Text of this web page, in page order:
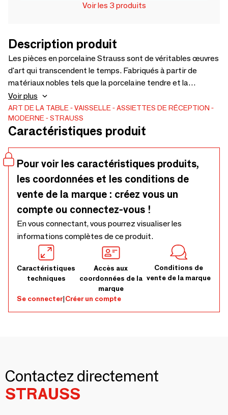
Voir les 3 produits
Description produit
Les pièces en porcelaine Strauss sont de véritables œuvres
d'art qui transcendent le temps. Fabriqués à partir de
matériaux nobles tels que la porcelaine tendre et la
porcelaine fine, ils allient durabilité, légèreté et une brillance
incomparable. Avec un design raffiné et des finitions
impeccables, chaque pièce est méticuleusement créée
pour refléter la sophistication, le goût et l'exclusivité. La
révèlent le plus haut niveau de qualité. Qu'elle orne une table
pour des occasions spéciales ou serve d'élément décoratif,
chaque pièce e
Voir plus
ART DE LA TABLE VAISSELLE
ASSIETTES DE RÉCEPTION
MODERNE
STRAUSS
Caractéristiques produit
Pour voir les caractéristiques produits,
les coordonnées et les conditions de
vente de la marque : créez vous un
compte ou connectez-vous !
En vous connectant, vous pourrez visualiser les
informations complètes de ce produit.
Caractéristiques
techniques
Accès aux
coordonnées de la
marque
Conditions de
vente de la marque
Se connecter|Créer un compte
Contactez directement
STRAUSS